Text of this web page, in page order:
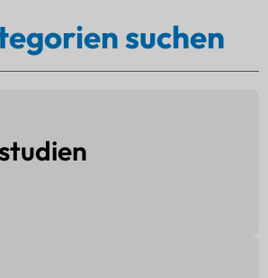
suchen